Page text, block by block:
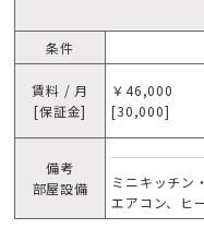
条件
賃料 / 月
[保証金]
￥46,000
[30,000]
備考
部屋設備
ミニキッチン
エアコン、ヒ